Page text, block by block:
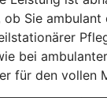
Sie
bei
für den vollen